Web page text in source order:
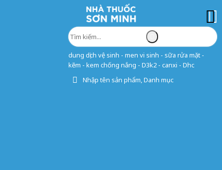
dung dịch vệ sinh - men vi sinh - sữa rửa mặt -
kẽm - kem chống nắng - D3k2 - canxi - Dhc
Nhập tên sản phẩm, Danh mục